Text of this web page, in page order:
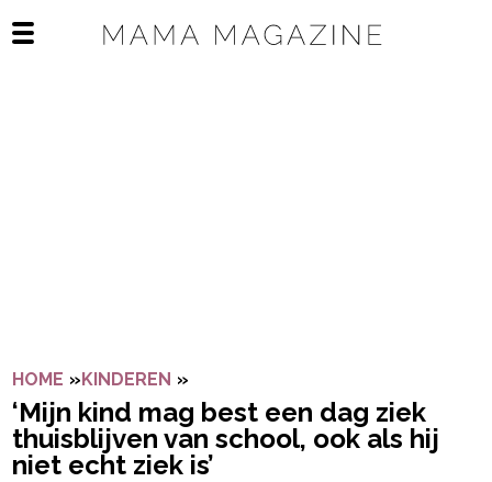
Open het mobiele menu
HOME »KINDEREN »
‘Mijn kind mag best een dag ziek
thuisblijven van school, ook als hij
niet echt ziek is’